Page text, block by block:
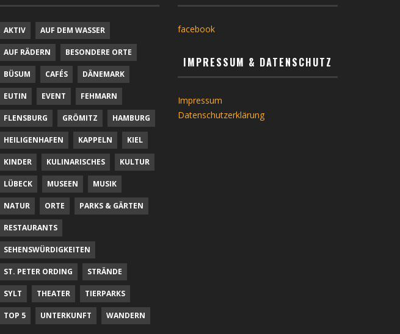
AKTIV AUF DEM WASSER
AUF RÄDERN BESONDERE ORTE
BÜSUM CAFÉS DÄNEMARK
EUTIN EVENT FEHMARN
FLENSBURG GRÖMITZ HAMBURG
HEILIGENHAFEN KAPPELN KIEL
KINDER KULINARISCHES KULTUR
LÜBECK MUSEEN MUSIK
NATUR ORTE PARKS & GÄRTEN
RESTAURANTS
SEHENSWÜRDIGKEITEN
ST. PETER ORDING STRÄNDE
SYLT THEATER TIERPARKS
TOP 5 UNTERKUNFT WANDERN
facebook
IMPRESSUM & DATENSCHUTZ
Impressum
Datenschutzerklärung